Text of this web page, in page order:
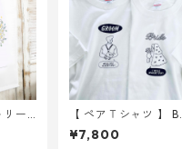
リー
デ
【 ペアＴシャツ 】 BA
CK GROOM & BRIDE
Ｔシャツ ｜ 結婚式
¥7,800